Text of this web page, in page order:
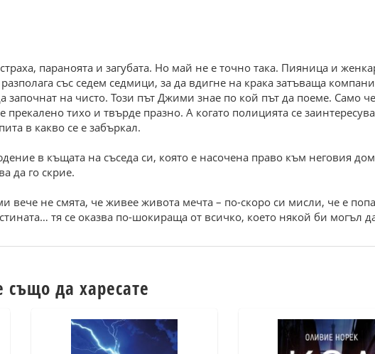
параноята и загубата. Но май не е точно така. Пияница и
със седем седмици, за да вдигне на крака затъваща
започнат на чисто. Този път Джими знае по кой път да поеме. Само
прекалено тихо и твърде празно. А когато полицията се
в какво се е забъркал.
в къщата на съседа си, която е насочена право към неговия
да го скрие.
вече не смята, че живее живота мечта – по-скоро си мисли, че е
тя се оказва по-шокираща от всичко, което някой би могъл
да харесате